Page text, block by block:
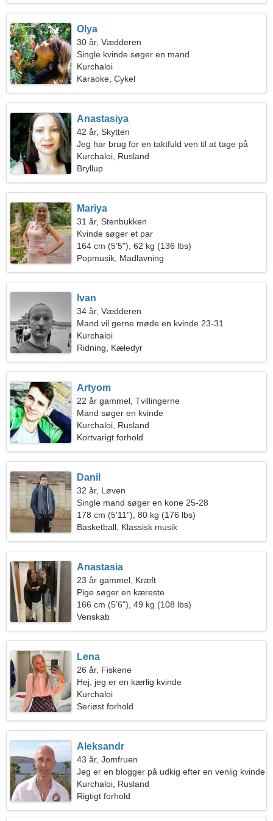
Olya
30 år, Vædderen
Single kvinde søger en mand
Kurchaloi
Karaoke, Cykel
Anastasiya
42 år, Skytten
Jeg har brug for en taktfuld ven til at tage på
camping sammen
Kurchaloi, Rusland
Bryllup
Mariya
31 år, Stenbukken
Kvinde søger et par
164 cm (5'5"), 62 kg (136 lbs)
Popmusik, Madlavning
Ivan
34 år, Vædderen
Mand vil gerne møde en kvinde 23-31
Kurchaloi
Ridning, Kæledyr
Artyom
22 år gammel, Tvillingerne
Mand søger en kvinde
Kurchaloi, Rusland
Kortvarigt forhold
Danil
32 år, Løven
Single mand søger en kone 25-28
178 cm (5'11"), 80 kg (176 lbs)
Basketball, Klassisk musik
Anastasia
23 år gammel, Kræft
Pige søger en kæreste
166 cm (5'6"), 49 kg (108 lbs)
Venskab
Lena
26 år, Fiskene
Hej, jeg er en kærlig kvinde
Kurchaloi
Seriøst forhold
Aleksandr
43 år, Jomfruen
Jeg er en blogger på udkig efter en venlig kvinde
Kurchaloi, Rusland
Rigtigt forhold